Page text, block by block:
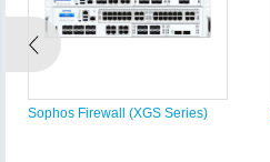
Sophos Firewall (XGS Series)